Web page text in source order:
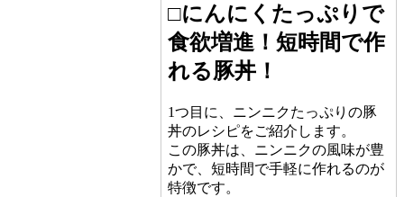
□にんにくたっぷりで
食欲増進！短時間で作
れる豚丼！
1つ目に、ニンニクたっぷりの豚
丼のレシピをご紹介します。
この豚丼は、ニンニクの風味が豊
かで、短時間で手軽に作れるのが
特徴です。